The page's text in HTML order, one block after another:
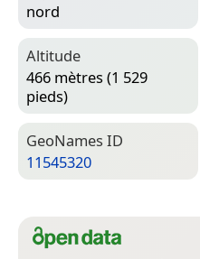
nord
Altitude
466 mètres (1 529
pieds)
Geo­Names ID
11545320